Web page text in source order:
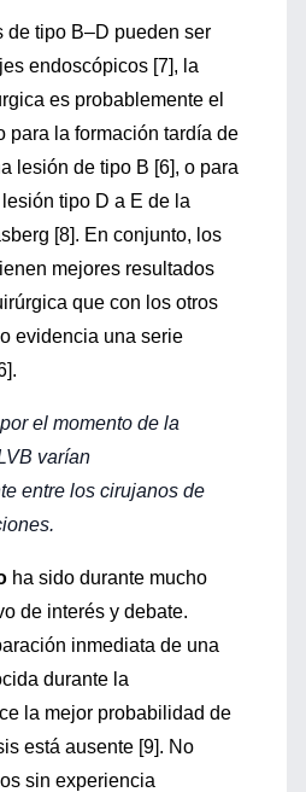
de tipo B–D pueden ser
endoscópicos [7], la
es probablemente el
para la formación tardía de
lesión de tipo B [6], o para
tipo D a E de la
[8]. En conjunto, los
mejores resultados
que con los otros
evidencia una serie
el momento de la
varían
entre los cirujanos de
ha sido durante mucho
de interés y debate.
inmediata de una
durante la
la mejor probabilidad de
está ausente [9]. No
sin experiencia